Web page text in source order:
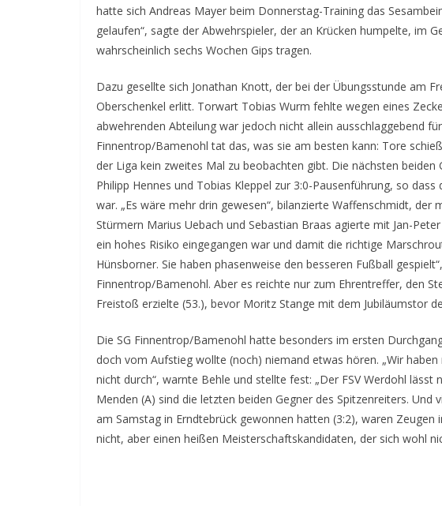
hatte sich Andreas Mayer beim Donnerstag-Training das
gelaufen“, sagte der Abwehrspieler, der an Krücken humpelte, im
wahrscheinlich sechs Wochen Gips tragen.
Dazu gesellte sich Jonathan Knott, der bei der Übungsstunde am
Oberschenkel erlitt. Torwart Tobias Wurm fehlte wegen eines
abwehrenden Abteilung war jedoch nicht allein ausschlaggebend
Finnentrop/Bamenohl tat das, was sie am besten kann: Tore
der Liga kein zweites Mal zu beobachten gibt. Die nächsten
Philipp Hennes und Tobias Kleppel zur 3:0-Pausenführung, so
war. „Es wäre mehr drin gewesen“, bilanzierte Waffenschmidt,
Stürmern Marius Uebach und Sebastian Braas agierte mit Jan-
ein hohes Risiko eingegangen war und damit die richtige
Hünsborner. Sie haben phasenweise den besseren Fußball
Finnentrop/Bamenohl. Aber es reichte nur zum Ehrentreffer, den
Freistoß erzielte (53.), bevor Moritz Stange mit dem Jubiläumstor
Die SG Finnentrop/Bamenohl hatte besonders im ersten
doch vom Aufstieg wollte (noch) niemand etwas hören. „Wir
nicht durch“, warnte Behle und stellte fest: „Der FSV Werdohl lässt
Menden (A) sind die letzten beiden Gegner des Spitzenreiters. Und
am Samstag in Erndtebrück gewonnen hatten (3:2), waren Zeugen
nicht, aber einen heißen Meisterschaftskandidaten, der sich wohl